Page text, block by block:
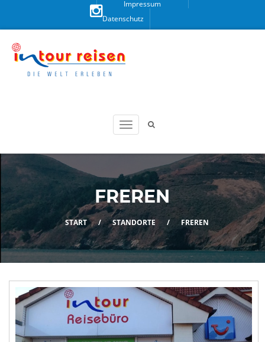
Sie uns
auf
Impressum
Datenschutz
FREREN
START / STANDORTE / FREREN